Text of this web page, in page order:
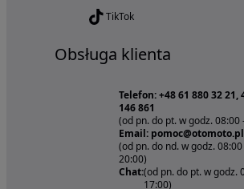
TikTok
Obsługa klienta
Telefon: +48 61 880 32 21,
146 861
(od pn. do pt. w godz. 08:00
Email: pomoc@otomoto.pl
(od pn. do nd. w godz.
20:00)
Chat:(od pn. do pt. w godz.
17:00)